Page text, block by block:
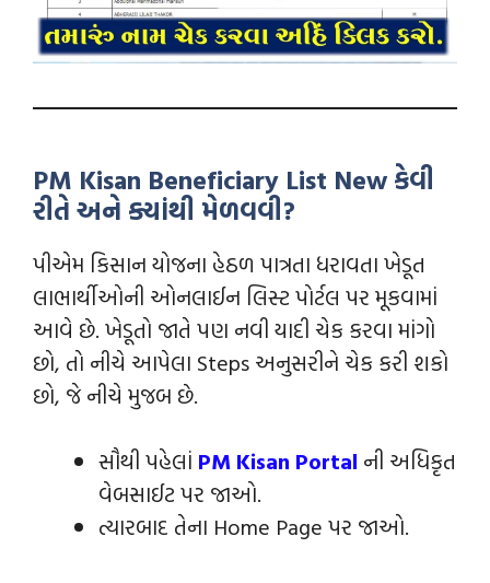
PM Kisan Beneficiary List New કેવી
રીતે અને ક્યાંથી મેળવવી?
પીએમ કિસાન યોજના હેઠળ પાત્રતા ધરાવતા ખેડૂત
લાભાર્થીઓની ઓનલાઈન લિસ્ટ પોર્ટલ પર મૂકવામાં
આવે છે. ખેડૂતો જાતે પણ નવી યાદી ચેક કરવા માંગો
છો, તો નીચે આપેલા Steps અનુસરીને ચેક કરી શકો
છો, જે નીચે મુજબ છે.
સૌથી પહેલાં PM Kisan Portal ની અધિકૃત
વેબસાઈટ પર જાઓ.
ત્યારબાદ તેના Home Page પર જાઓ.